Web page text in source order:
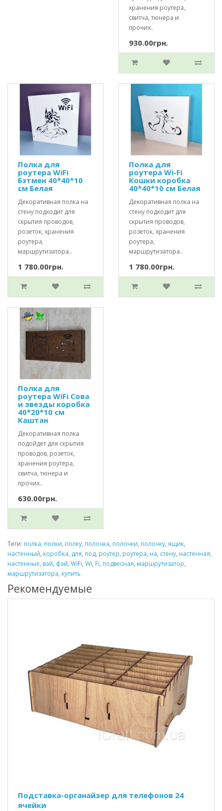
хранения роутера,
свитча, тюнера и
прочих..
930.00грн.
Полка для
роутера WiFi
Бэтмен 40*40*10
см Белая
Декоративная полка на
стену подходит для
скрытия проводов,
розеток, хранения
роутера,
маршрутизатора..
1 780.00грн.
Полка для
роутера Wi-Fi
Кошки коробка
40*40*10 см Белая
Декоративная полка на
стену подходит для
скрытия проводов,
розеток, хранения
роутера,
маршрутизатора..
1 780.00грн.
Полка для
роутера WiFi Сова
и звезды коробка
40*20*10 см
Каштан
Декоративная полка
подойдет для скрытия
проводов, розеток,
хранения роутера,
свитча, тюнера и
прочих..
630.00грн.
Теги: полка, полки, полку, полочка, полочки, полочку, ящик,
настенный, коробка, для, под, роутер, роутера, на, стену, настенная,
настенные, вай, фай, WiFi, Wi, Fi, подвесная, маршрутизатор,
маршрутизатора, купить
Рекомендуемые
Подставка-органайзер для телефонов 24
ячейки